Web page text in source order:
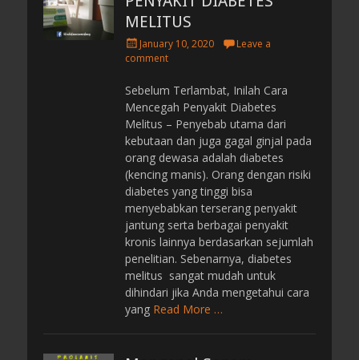
MELITUS
P
o
t
e
d
o
n
January 10, 2020
Leave a
comment
Sebelum Terlambat, Inilah Cara
Mencegah Penyakit Diabetes
Melitus – Penyebab utama dari
kebutaan dan juga gagal ginjal pada
orang dewasa adalah diabetes
(kencing manis). Orang dengan risiki
diabetes yang tinggi bisa
menyebabkan terserang penyakit
jantung serta berbagai penyakit
kronis lainnya berdasarkan sejumlah
penelitian. Sebenarnya, diabetes
melitus sangat mudah untuk
dihindari jika Anda mengetahui cara
yang Read More …